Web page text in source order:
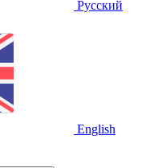
Русский
English